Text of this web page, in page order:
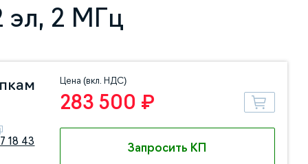
эл, 2 МГц
18 43
Цена (вкл. НДС)
283 500 ₽
Запросить КП